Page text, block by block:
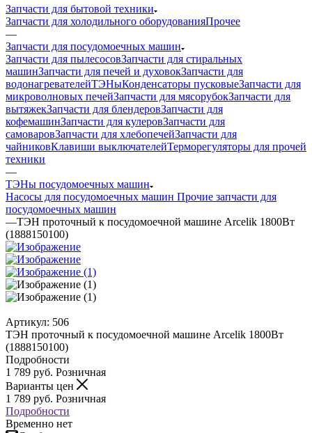
Запчасти для бытовой техники
Запчасти для холодильного оборудованияПрочее
—
Запчасти для посудомоечных машин
Запчасти для пылесосовЗапчасти для стиральных
машинЗапчасти для печей и духовокЗапчасти для
водонагревателейТЭНыКонденсаторы пусковыеЗапчасти для
микроволновых печейЗапчасти для мясорубокЗапчасти для
вытяжекЗапчасти для блендеровЗапчасти для
кофемашинЗапчасти для кулеровЗапчасти для
самоваровЗапчасти для хлебопечейЗапчасти для
чайниковКлавиши выключателейТерморегуляторы для прочей
техники
—
ТЭНы посудомоечных машин
Насосы для посудомоечных машин Прочие запчасти для
посудомоечных машин
—ТЭН проточный к посудомоечной машине Arcelik 1800Вт
(1888150100)
Артикул: 506
ТЭН проточный к посудомоечной машине Arcelik 1800Вт
(1888150100)
Подробности
1 789 руб. Розничная
Варианты цен
1 789 руб. Розничная
Подробности
Временно нет